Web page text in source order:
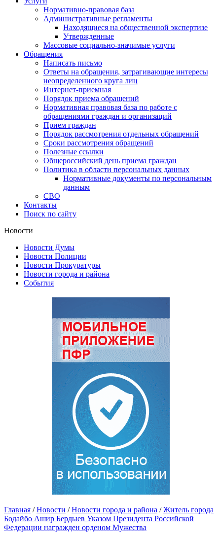
Нормативно-правовая база
Административные регламенты
Находящиеся на общественной экспертизе
Утвержденные
Массовые социально-значимые услуги
Обращения
Написать письмо
Ответы на обращения, затрагивающие интересы
неопределенного круга лиц
Интернет-приемная
Порядок приема обращений
Нормативная правовая база по работе с
обращениями граждан и организаций
Прием граждан
Порядок рассмотрения отдельных обращений
Сроки рассмотрения обращений
Полезные ссылки
Общероссийский день приема граждан
Политика в области персональных данных
Нормативные документы по персональным
данным
СВО
Контакты
Поиск по сайту
Новости
Новости Думы
Новости Полиции
Новости Прокуратуры
Новости города и района
События
Главная / Новости / Новости города и района / Житель города
Бодайбо Ашир Бердыев Указом Президента Российской
Федерации награжден орденом Мужества